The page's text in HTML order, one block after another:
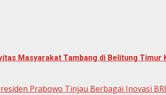
Masyarakat Tambang di Belitung Timur
Prabowo Tinjau Berbagai Inovasi